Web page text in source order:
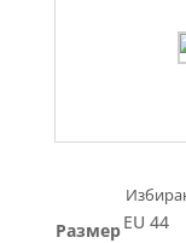
РазмерEU 44